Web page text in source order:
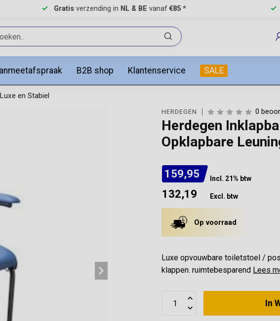
Gratis verzending in NL & BE vanaf€85 *
B2B shop Klantenservice SALE
en Stabiel
HERDEGEN 0
Herdegen
Opklapbare
159,95 Incl. 21% btw
132,19 Excl. btw
Op voorraad
Luxe opvouwbare toiletstoel /
klappen. ruimtebesparend Lees
In